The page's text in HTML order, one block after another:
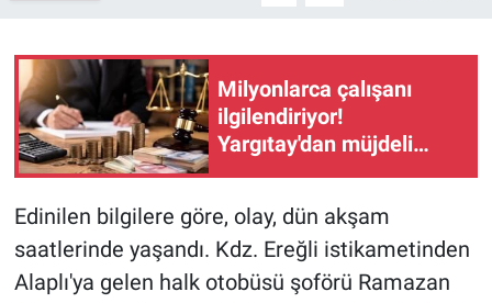
Milyonlarca çalışanı
ilgilendiriyor!
Yargıtay'dan müjdeli
Edinilen bilgilere göre, olay, dün akşam
saatlerinde yaşandı. Kdz. Ereğli istikametinden
Alaplı'ya gelen halk otobüsü şoförü Ramazan